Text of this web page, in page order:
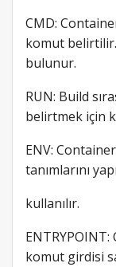
CMD:
komut belirtilir.
bulunur.
RUN: Build
belirtmek için
ENV:
tanımlarını
kullanılır.
komut girdisi